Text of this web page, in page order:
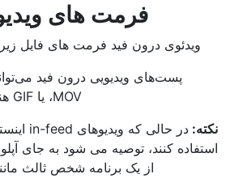
فرمت های
ویدئوی درون فید فرمت های فایل زیر را
MOV، یا GIF هنگام آپلود استفاده کنند.
کنند، توصیه می شود به جای آپلود
از یک برنامه شخص ثالث مانند Giphy استفاده کنید.